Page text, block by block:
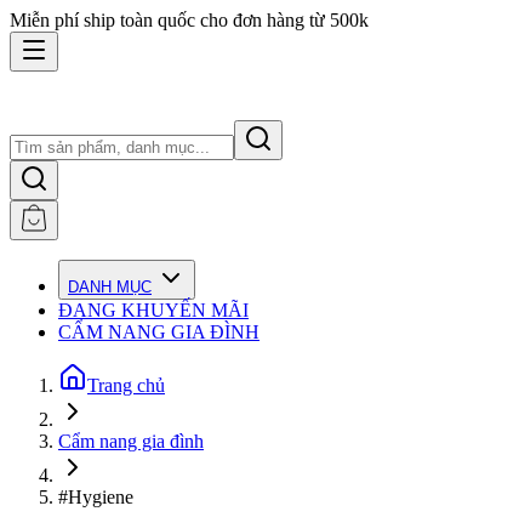
Miễn phí ship toàn quốc cho đơn hàng từ 500k
DANH MỤC
ĐANG KHUYẾN MÃI
CẨM NANG GIA ĐÌNH
Trang chủ
Cẩm nang gia đình
#Hygiene